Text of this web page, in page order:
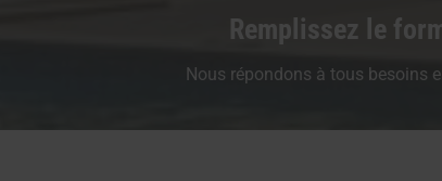
Remplissez le
Nous répondons à tous besoins